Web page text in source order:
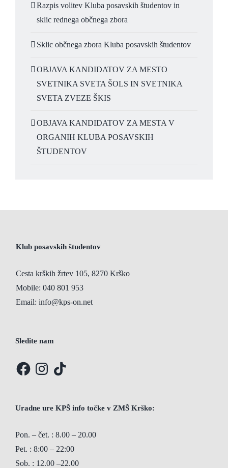
Razpis volitev Kluba posavskih študentov in
sklic rednega občnega zbora
Sklic občnega zbora Kluba posavskih študentov
OBJAVA KANDIDATOV ZA MESTO
SVETNIKA SVETA ŠOLS IN SVETNIKA
SVETA ZVEZE ŠKIS
OBJAVA KANDIDATOV ZA MESTA V
ORGANIH KLUBA POSAVSKIH
ŠTUDENTOV
Klub posavskih študentov
Cesta krških žrtev 105, 8270 Krško
Mobile: 040 801 953
Email: info@kps-on.net
Sledite nam
FacebookInstagram
TikTok
Uradne ure KPŠ info točke v ZMŠ Krško:
Pon. – čet. : 8.00 – 20.00
Pet. : 8:00 – 22:00
Sob. : 12.00 –22.00